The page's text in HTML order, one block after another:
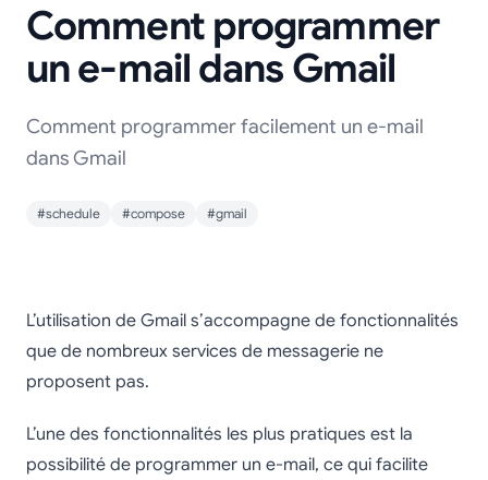
Comment programmer
un e-mail dans Gmail
Comment programmer facilement un e-mail
dans Gmail
#schedule #compose #gmail
Comment programmer
un e-mail dans Gmail
L’utilisation de Gmail s’accompagne de fonctionnalités
que de nombreux services de messagerie ne
proposent pas.
L’une des fonctionnalités les plus pratiques est la
possibilité de programmer un e-mail, ce qui facilite